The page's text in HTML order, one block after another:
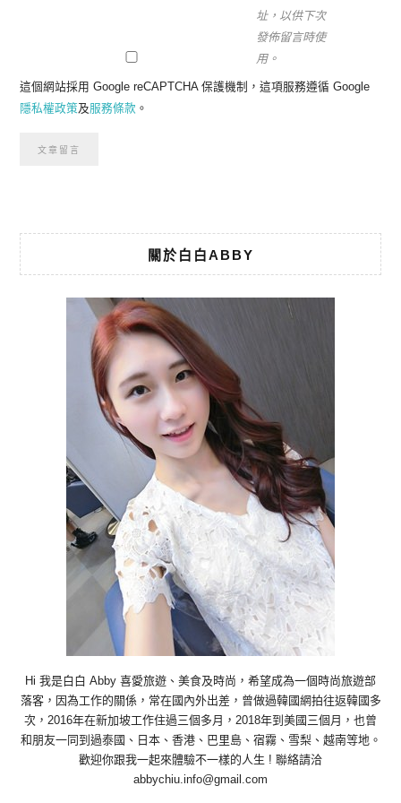
址，以供下次
發佈留言時使
用。
這個網站採用 Google reCAPTCHA 保護機制，這項服務遵循 Google
隱私權政策及服務條款 。
關於白白ABBY
Hi 我是白白 Abby 喜愛旅遊、美食及時尚，希望成為一個時尚旅遊部
落客，因為工作的關係，常在國內外出差，曾做過韓國網拍往返韓國多
次，2016年在新加坡工作住過三個多月，2018年到美國三個月，也曾
和朋友一同到過泰國、日本、香港、巴里島、宿霧、雪梨、越南等地。
歡迎你跟我一起來體驗不一樣的人生 ! 聯絡請洽
abbychiu.info@gmail.com